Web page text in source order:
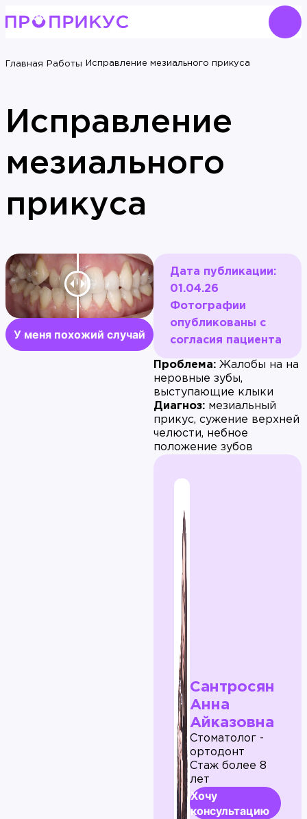
Главная Работы Исправление мезиального прикуса
Исправление
мезиального
прикуса
У меня похожий случай
Дата публикации:
01.04.26
Фотографии
опубликованы с
согласия пациента
Проблема: Жалобы на на
неровные зубы,
выступающие клыки
Диагноз: мезиальный
прикус, сужение верхней
челюсти, небное
положение зубов
Сантросян
Анна
Айказовна
Стоматолог -
ортодонт
Стаж более 8
лет
Хочу
консультацию